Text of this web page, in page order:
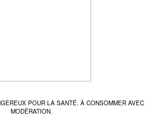
POUR LA SANTÉ. À CONSOMMER AVEC
MODÉRATION.